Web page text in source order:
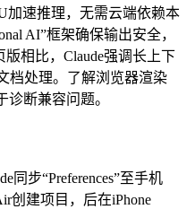
加速推理，无需云端依赖本
AI”框架确保输出安全，
相比，Claude强调长上下
档处理。了解浏览器渲染
诊断兼容问题。
同步“Preferences”至手机
创建项目，后在iPhone